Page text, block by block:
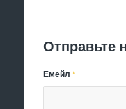
Отправьте
Емейл*